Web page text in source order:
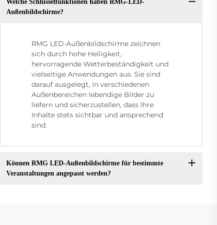
Welche Schlüsselfunktionen haben RMG-LED-
Außenbildschirme?
RMG LED-Außenbildschirme zeichnen
sich durch hohe Helligkeit,
hervorragende Wetterbeständigkeit und
vielseitige Anwendungen aus. Sie sind
darauf ausgelegt, in verschiedenen
Außenbereichen lebendige Bilder zu
liefern und sicherzustellen, dass Ihre
Inhalte stets sichtbar und ansprechend
sind.
Können RMG LED-Außenbildschirme für bestimmte
Veranstaltungen angepasst werden?